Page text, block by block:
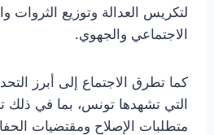
لتكريس العدالة وتوزيع الثروات
الاجتماعي والجهوي.
كما تطرق الاجتماع إلى أبرز
التي تشهدها تونس، بما في ذلك
متطلبات الإصلاح ومقتضيات